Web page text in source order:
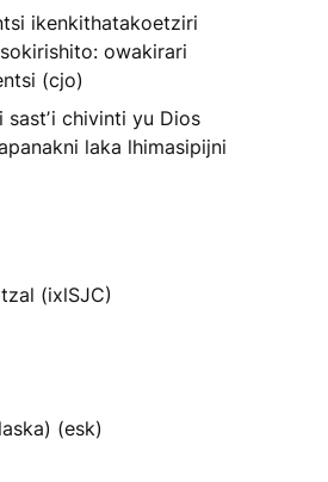
ikenkithatakoetziri
owakirari
(cjo)
sastʼi chivinti yu Dios
laka lhimasipijni
(ixlSJC)
(esk)